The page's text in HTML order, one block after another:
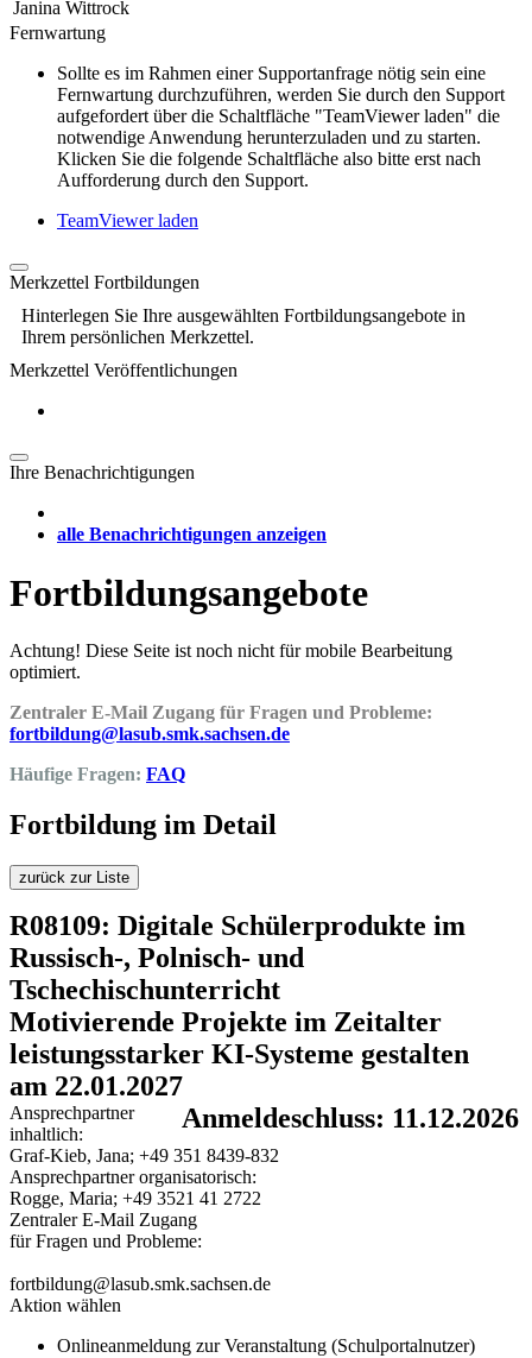
Janina Wittrock
Fernwartung
Sollte es im Rahmen einer Supportanfrage nötig sein eine
Fernwartung durchzuführen, werden Sie durch den Support
aufgefordert über die Schaltfläche "TeamViewer laden" die
notwendige Anwendung herunterzuladen und zu starten.
Klicken Sie die folgende Schaltfläche also bitte erst nach
Aufforderung durch den Support.
TeamViewer laden
Merkzettel Fortbildungen
Hinterlegen Sie Ihre ausgewählten Fortbildungsangebote in
Ihrem persönlichen Merkzettel.
Merkzettel Veröffentlichungen
Ihre Benachrichtigungen
alle Benachrichtigungen anzeigen
Fortbildungsangebote
Achtung! Diese Seite ist noch nicht für mobile Bearbeitung
optimiert.
Zentraler E-Mail Zugang für Fragen und Probleme:
fortbildung@lasub.smk.sachsen.de
Häufige Fragen: FAQ
Fortbildung im Detail
zurück zur Liste
R08109: Digitale Schülerprodukte im
Russisch-, Polnisch- und
Tschechischunterricht
Motivierende Projekte im Zeitalter
leistungsstarker KI-Systeme gestalten
am 22.01.2027
Anmeldeschluss: 11.12.2026
Ansprechpartner
inhaltlich:
Graf-Kieb, Jana; +49 351 8439-832
Ansprechpartner organisatorisch:
Rogge, Maria; +49 3521 41 2722
Zentraler E-Mail Zugang
für Fragen und Probleme:
fortbildung@lasub.smk.sachsen.de
Aktion wählen
Onlineanmeldung zur Veranstaltung (Schulportalnutzer)